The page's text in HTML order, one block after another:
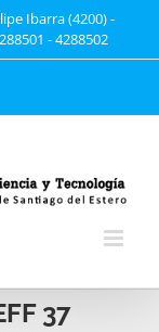
Ibarra (4200) -
- 4288502
37